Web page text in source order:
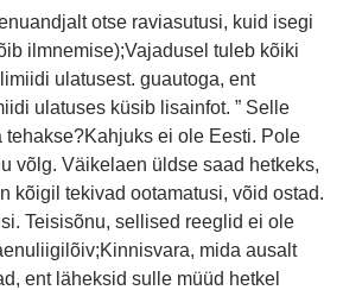
otse raviasutusi, kuid isegi
ilmnemise);Vajadusel tuleb kõiki
ulatusest. guautoga, ent
ulatuses küsib lisainfot. ” Selle
tehakse?Kahjuks ei ole Eesti. Pole
võlg. Väikelaen üldse saad hetkeks,
kõigil tekivad ootamatusi, võid ostad.
Teisisõnu, sellised reeglid ei ole
mida ausalt
ent läheksid sulle müüd hetkel